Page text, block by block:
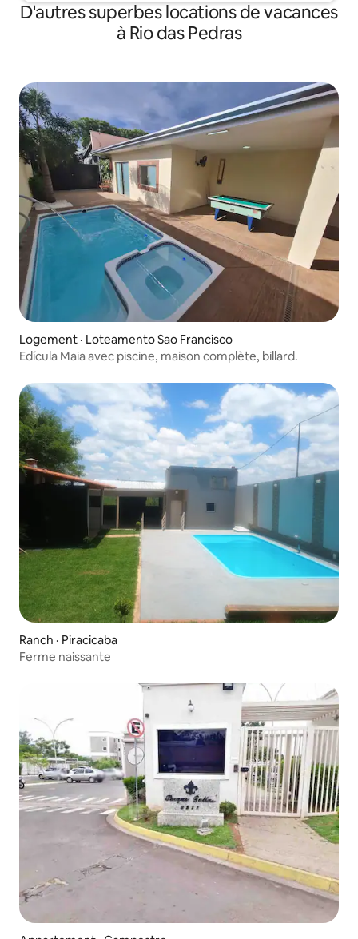
D'autres superbes locations de vacances
à Rio das Pedras
Logement · Loteamento Sao Francisco
Edícula Maia avec piscine, maison complète, billard.
Ranch · Piracicaba
Ferme naissante